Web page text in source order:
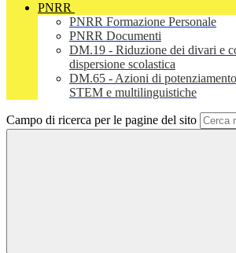
PNRR
PNRR Formazione Personale
PNRR Documenti
DM.19 - Riduzione dei divari e
dispersione scolastica
DM.65 - Azioni di
STEM e multilinguistiche
Campo di ricerca per le pagine del sito